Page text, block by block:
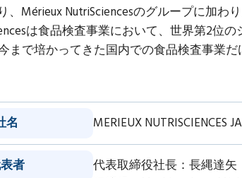
、Mérieux NutriSciencesのグループに加わ
は食品検査事業において、世界第2位
まで培かってきた国内での食品検査事業
名 MERIEUX NUTRISCIENCES
者
代表取締役社長：長縄達矢